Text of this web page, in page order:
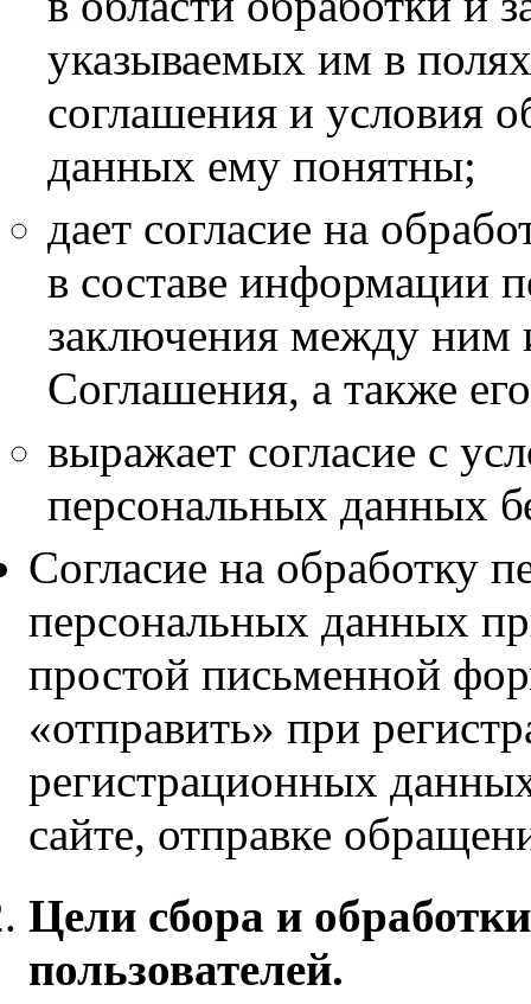
указываемых им в
соглашения и условия
данных ему понятны;
дает согласие на
в составе информации
заключения между ним
Соглашения, а также
выражает согласие с
персональных данных
Согласие на обработку
персональных данных
простой письменной
«отправить» при
регистрационных
сайте, отправке
Цели сбора и
пользователей.